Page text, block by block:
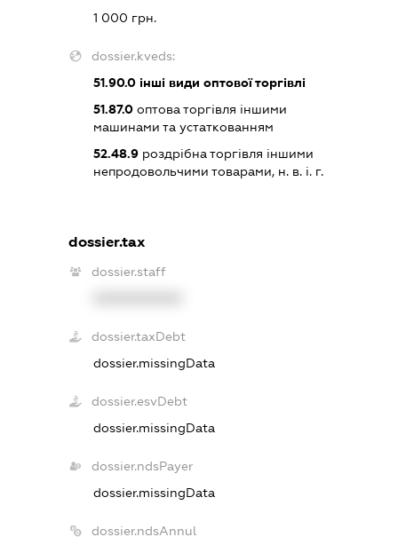
1 000 грн.
dossier.kveds:
51.90.0 інші види оптової торгівлі
51.87.0 оптова торгівля іншими
машинами та устаткованням
52.48.9 роздрібна торгівля іншими
непродовольчими товарами, н. в. і. г.
dossier.tax
dossier.staff
dossier.taxDebt
dossier.missingData
dossier.esvDebt
dossier.missingData
dossier.ndsPayer
dossier.missingData
dossier.ndsAnnul